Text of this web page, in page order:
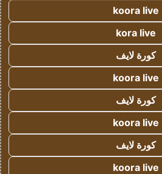
koora live
kora live
كورة لايف
koora live
كورة لايف
koora live
كورة لايف
koora live